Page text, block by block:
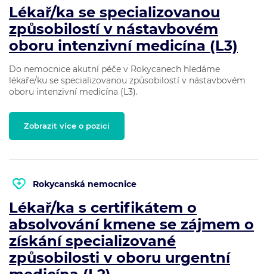
Lékař/ka se specializovanou
způsobilostí v nástavbovém
oboru intenzivní medicína (L3)
Do nemocnice akutní péče v Rokycanech hledáme
lékaře/ku se specializovanou způsobilostí v nástavbovém
oboru intenzivní medicína (L3).
Zobrazit více o pozici
Rokycanská nemocnice
Lékař/ka s certifikátem o
absolvování kmene se zájmem o
získání specializované
způsobilosti v oboru urgentní